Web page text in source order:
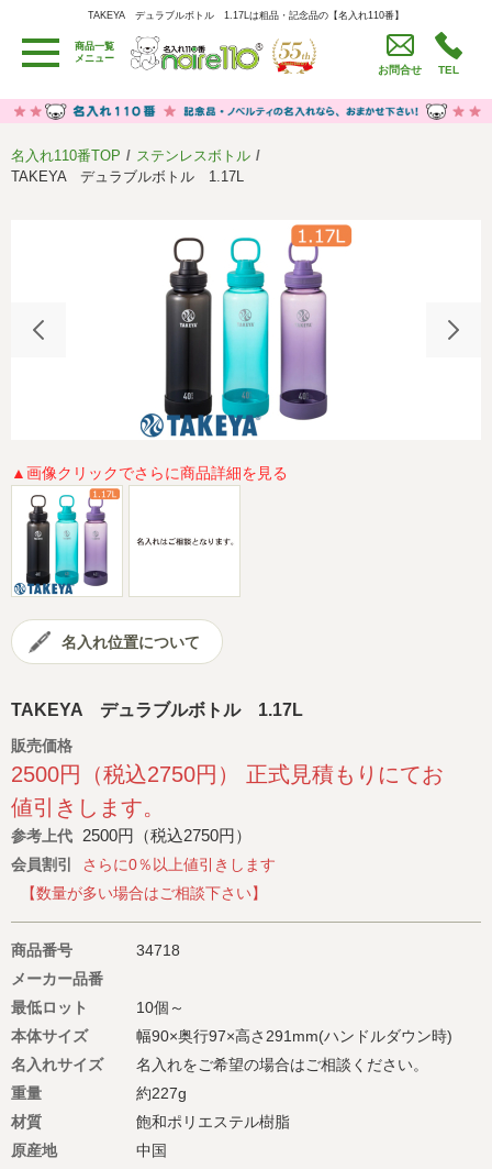
TAKEYA デュラブルボトル 1.17Lは粗品・記念品の【名入れ110番】
TAKEYA デュラブルボトル 1.17Lは粗品・記念品の【名入れ110番】
商品一覧
メニュー
お問合せ TEL
用途別カテゴリ
卒園・卒業記念品
労働組合・設立記念・周年記念
うちわ・扇子・ファン
セール品グッズ
名入れについて
社会貢献活動 特定商取引法に基づく表記
著作権と推奨環境について プライバシーポリシー
会社概要
名入れ110番TOP
ステンレスボトル
TAKEYA デュラブルボトル 1.17L
▲画像クリックでさらに商品詳細を見る
名入れ位置について
TAKEYA デュラブルボトル 1.17L
販売価格
2500円（税込2750円） 正式見積もりにてお
値引きします。
参考上代 2500円（税込2750円）
会員割引
さらに0％以上値引きします
【数量が多い場合はご相談下さい】
商品番号
34718
メーカー品番
最低ロット
10個～
本体サイズ
幅90×奥行97×高さ291mm(ハンドルダウン時)
名入れサイズ
名入れをご希望の場合はご相談ください。
重量
約227g
材質
飽和ポリエステル樹脂
原産地
中国